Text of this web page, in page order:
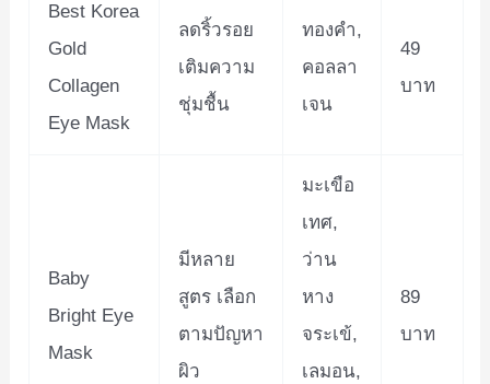
Best Korea
Gold
Collagen
Eye Mask
ลดริ้วรอย
เติมความ
ชุ่มชื้น
ทองคำ,
คอลลา
เจน
49
บาท
Baby
Bright Eye
Mask
มีหลาย
สูตร เลือก
ตามปัญหา
ผิว
มะเขือ
เทศ,
ว่าน
หาง
จระเข้,
เลมอน,
89
บาท